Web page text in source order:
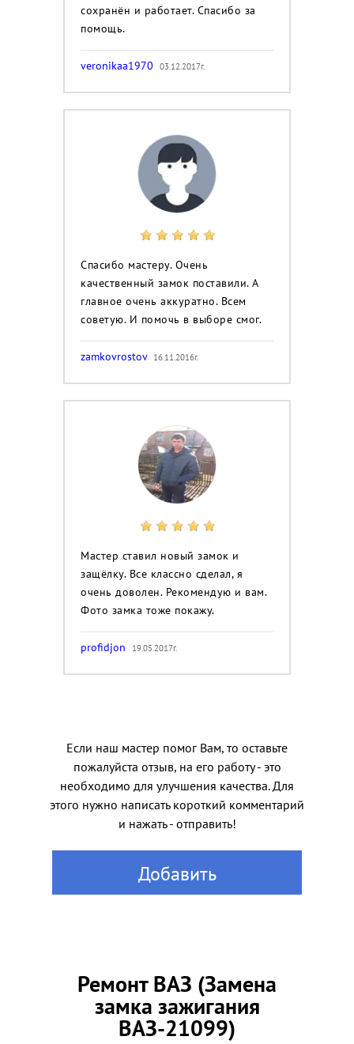
сохранён и работает. Спасибо за
помощь.
veronikaa1970 03.12.2017г.
Спасибо мастеру. Очень
качественный замок поставили. А
главное очень аккуратно. Всем
советую. И помочь в выборе смог.
zamkovrostov 16.11.2016г.
Мастер ставил новый замок и
защёлку. Все классно сделал, я
очень доволен. Рекомендую и вам.
Фото замка тоже покажу.
profidjon 19.05.2017г.
Если наш мастер помог Вам, то оставьте
пожалуйста отзыв, на его работу - это
необходимо для улучшения качества. Для
этого нужно написать короткий комментарий
и нажать - отправить!
Добавить
Ремонт ВАЗ (Замена
замка зажигания
ВАЗ-21099)